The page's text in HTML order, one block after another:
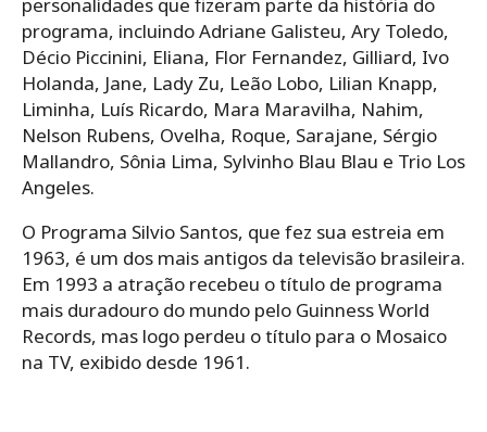
programa, incluindo Adriane Galisteu, Ary Toledo,
Décio Piccinini, Eliana, Flor Fernandez, Gilliard, Ivo
Holanda, Jane, Lady Zu, Leão Lobo, Lilian Knapp,
Liminha, Luís Ricardo, Mara Maravilha, Nahim,
Nelson Rubens, Ovelha, Roque, Sarajane, Sérgio
Mallandro, Sônia Lima, Sylvinho Blau Blau e Trio Los
Angeles.
O Programa Silvio Santos, que fez sua estreia em
1963, é um dos mais antigos da televisão brasileira.
Em 1993 a atração recebeu o título de programa
mais duradouro do mundo pelo Guinness World
Records, mas logo perdeu o título para o Mosaico
na TV, exibido desde 1961.